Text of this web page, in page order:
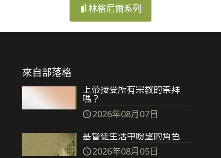
林格尼爾系列
來自部落格
上帝接受所有宗教的崇拜
嗎？
2026年08月07日
基督徒生活中盼望的角色
2026年08月05日